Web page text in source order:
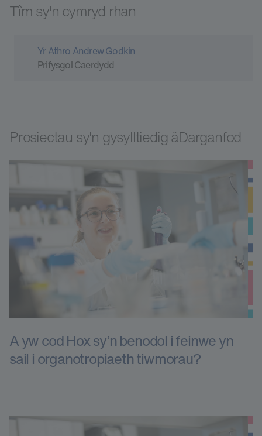
Tîm sy'n cymryd rhan
Yr Athro Andrew Godkin
Prifysgol Caerdydd
Prosiectau sy'n gysylltiedig âDarganfod
A yw cod Hox sy’n benodol i feinwe yn
sail i organotropiaeth tiwmorau?